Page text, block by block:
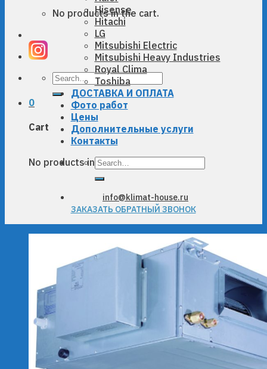
No products in the cart.
Search
0
Cart
No products in the cart.
Hisense
Hitachi
LG
Mitsubishi Electric
Mitsubishi Heavy Industries
Royal Clima
Toshiba
ДОСТАВКА И ОПЛАТА
Фото работ
Цены
Дополнительные услуги
Контакты
Search
info@klimat-house.ru
ЗАКАЗАТЬ ОБРАТНЫЙ ЗВОНОК